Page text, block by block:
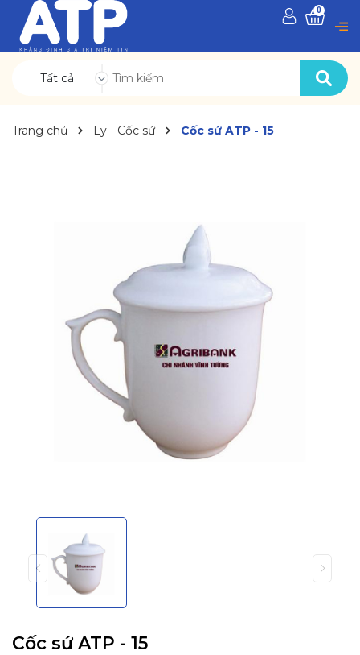
Tất cả
0
Trang chủ Ly - Cốc sứ Cốc sứ ATP - 15
Cốc sứ ATP - 15